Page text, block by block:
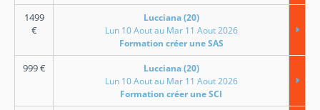
1499
€
Lucciana (20)
Lun 10 Aout au Mar 11 Aout 2026
Formation créer une SAS
999€
Lucciana (20)
Lun 10 Aout au Mar 11 Aout 2026
Formation créer une SCI